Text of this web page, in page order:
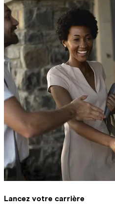
Lancez votre carrière